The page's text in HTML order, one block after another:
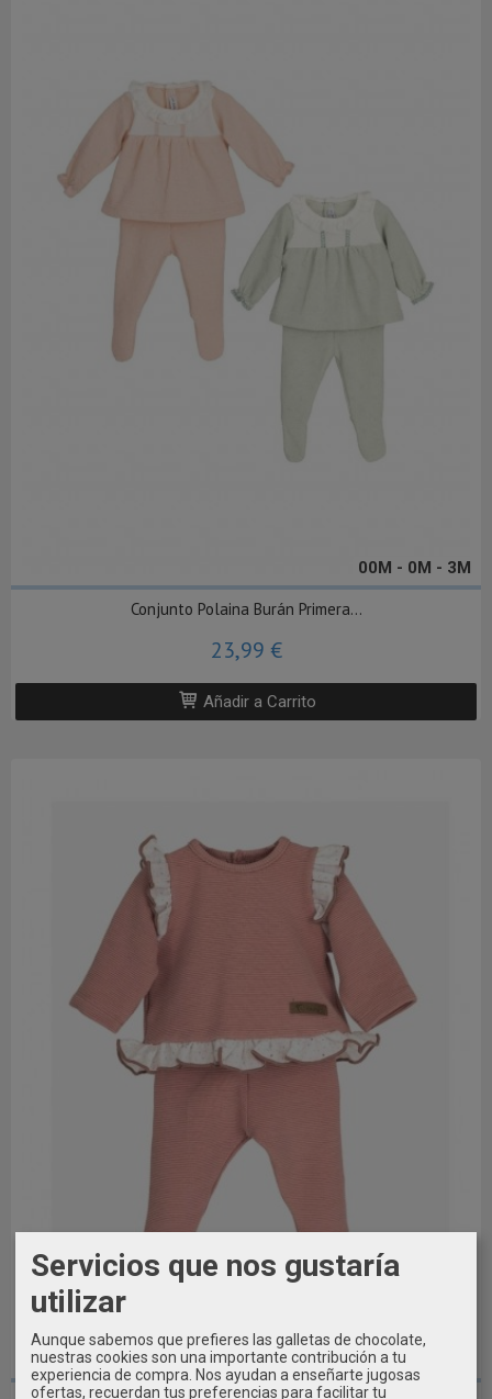
00M - 0M - 3M
Conjunto Polaina Burán Primera...
23,99 €
Añadir a Carrito
1 MES / 54CM
Servicios que nos gustaría
utilizar
Aunque sabemos que prefieres las galletas de chocolate,
nuestras cookies son una importante contribución a tu
experiencia de compra. Nos ayudan a enseñarte jugosas
ofertas, recuerdan tus preferencias para facilitar tu